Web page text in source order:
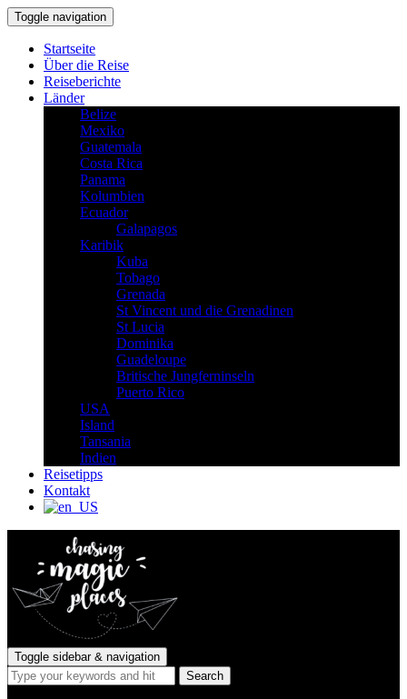
Toggle navigation
Startseite
Über die Reise
Reiseberichte
Länder
Belize
Mexiko
Guatemala
Costa Rica
Panama
Kolumbien
Ecuador
Galapagos
Karibik
Kuba
Tobago
Grenada
St Vincent und die Grenadinen
St Lucia
Dominika
Guadeloupe
Britische Jungferninseln
Puerto Rico
USA
Island
Tansania
Indien
Reisetipps
Kontakt
Toggle sidebar & navigation